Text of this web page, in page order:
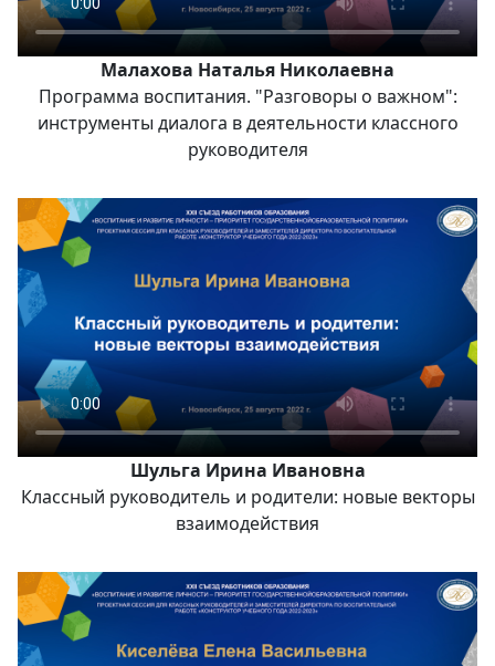
Малахова Наталья Николаевна
Программа воспитания. "Разговоры о важном":
инструменты диалога в деятельности классного
руководителя
Шульга Ирина Ивановна
Классный руководитель и родители: новые векторы
взаимодействия